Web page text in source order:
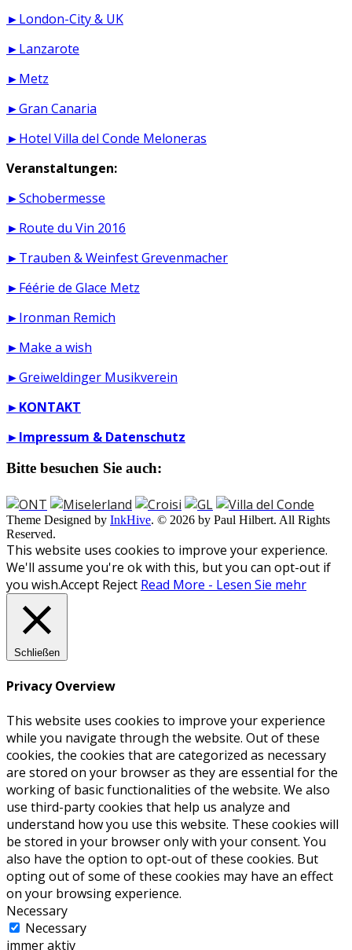
►London-City & UK
►Lanzarote
►Metz
►Gran Canaria
►Hotel Villa del Conde Meloneras
Veranstaltungen:
►Schobermesse
►Route du Vin 2016
►Trauben & Weinfest Grevenmacher
►Féérie de Glace Metz
►Ironman Remich
►Make a wish
►Greiweldinger Musikverein
►KONTAKT
►Impressum & Datenschutz
Bitte besuchen Sie auch:
Theme Designed by InkHive. © 2026 by Paul Hilbert. All Rights
Reserved.
This website uses cookies to improve your experience.
We'll assume you're ok with this, but you can opt-out if
you wish.Accept Reject Read More - Lesen Sie mehr
Schließen
Privacy Overview
This website uses cookies to improve your experience
while you navigate through the website. Out of these
cookies, the cookies that are categorized as necessary
are stored on your browser as they are essential for the
working of basic functionalities of the website. We also
use third-party cookies that help us analyze and
understand how you use this website. These cookies will
be stored in your browser only with your consent. You
also have the option to opt-out of these cookies. But
opting out of some of these cookies may have an effect
on your browsing experience.
Necessary
Necessary
immer aktiv